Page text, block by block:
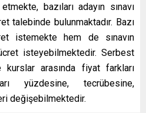
bazıları adayın sınavı
talebinde bulunmaktadır. Bazı
istemekte hem de sınavın
isteyebilmektedir. Serbest
kurslar arasında fiyat farkları
yüzdesine, tecrübesine,
değişebilmektedir.